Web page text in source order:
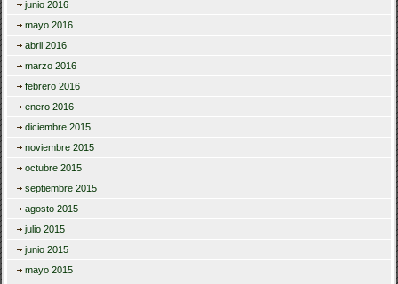
junio 2016
mayo 2016
abril 2016
marzo 2016
febrero 2016
enero 2016
diciembre 2015
noviembre 2015
octubre 2015
septiembre 2015
agosto 2015
julio 2015
junio 2015
mayo 2015